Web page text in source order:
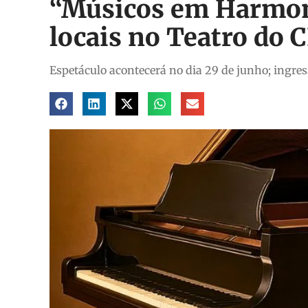
“Músicos em
locais no Teatro do
Espetáculo acontecerá no dia 29 de junho;